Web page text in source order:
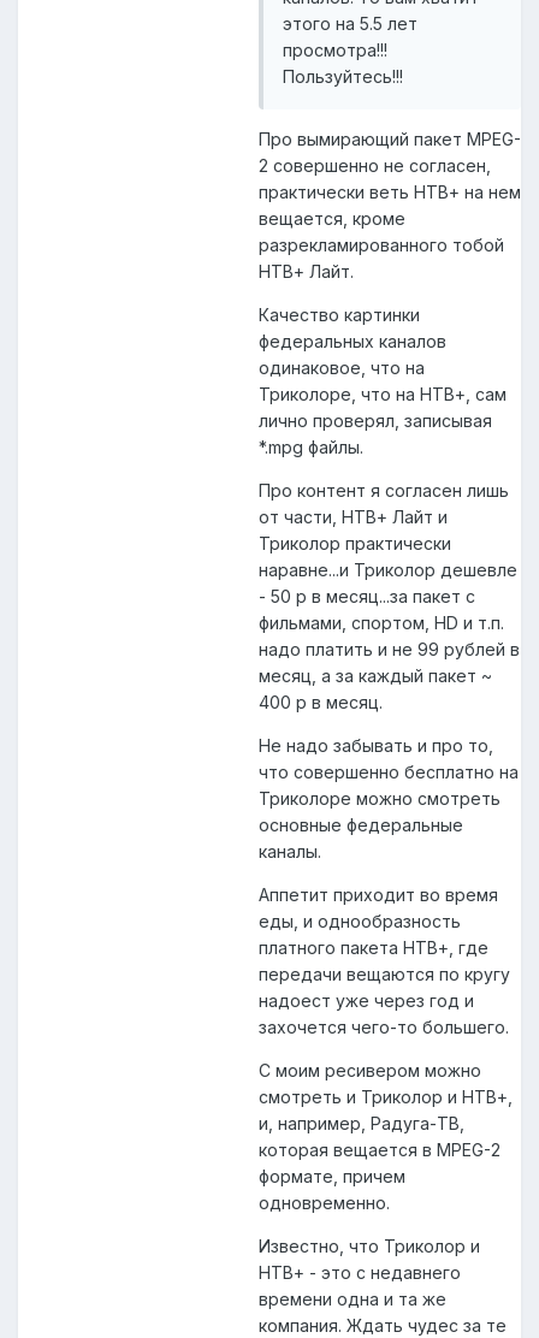
этого на 5.5 лет
просмотра!!!
Пользуйтесь!!!
Про вымирающий пакет MPEG-
2 совершенно не согласен,
практически веть НТВ+ на нем
вещается, кроме
разрекламированного тобой
НТВ+ Лайт.
Качество картинки
федеральных каналов
одинаковое, что на
Триколоре, что на НТВ+, сам
лично проверял, записывая
*.mpg файлы.
Про контент я согласен лишь
от части, НТВ+ Лайт и
Триколор практически
наравне...и Триколор дешевле
- 50 р в месяц...за пакет с
фильмами, спортом, HD и т.п.
надо платить и не 99 рублей в
месяц, а за каждый пакет ~
400 р в месяц.
Не надо забывать и про то,
что совершенно бесплатно на
Триколоре можно смотреть
основные федеральные
каналы.
Аппетит приходит во время
еды, и однообразность
платного пакета НТВ+, где
передачи вещаются по кругу
надоест уже через год и
захочется чего-то большего.
С моим ресивером можно
смотреть и Триколор и НТВ+,
и, например, Радуга-ТВ,
которая вещается в MPEG-2
формате, причем
одновременно.
Известно, что Триколор и
НТВ+ - это с недавнего
времени одна и та же
компания. Ждать чудес за те